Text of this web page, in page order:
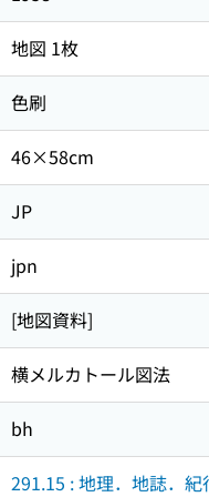
地図 1枚
色刷
46×58cm
JP
jpn
[地図資料]
横メルカトール図法
bh
291.15 : 地理．地誌．